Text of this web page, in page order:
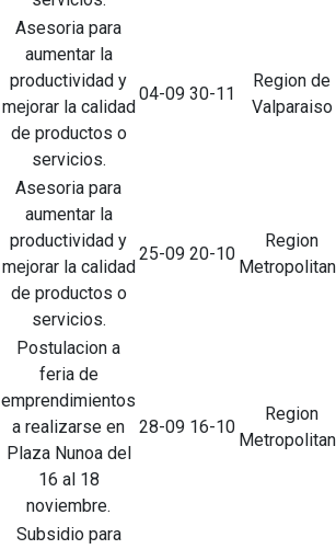
Asesoria para
aumentar la
productividad y
mejorar la calidad
de productos o
servicios.
04-09 30-11
Region de
Valparaiso
Asesoria para
aumentar la
productividad y
mejorar la calidad
de productos o
servicios.
25-09 20-10
Region
Postulacion a
feria de
emprendimientos
a realizarse en
Plaza Nunoa del
16 al 18
noviembre.
28-09 16-10
Region
Subsidio para